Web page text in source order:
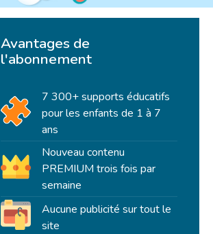
Avantages de
l'abonnement
7 300+ supports éducatifs
pour les enfants de 1 à 7
ans
Nouveau contenu
PREMIUM trois fois par
semaine
Aucune publicité sur tout le
site